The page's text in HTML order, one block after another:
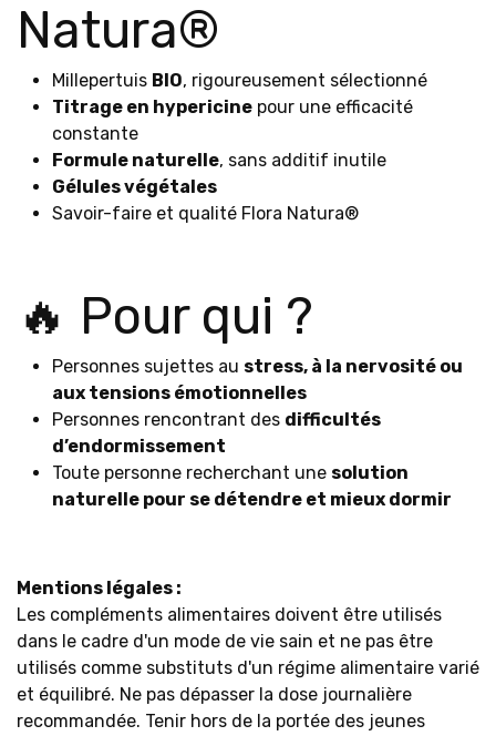
Natura®
Millepertuis BIO, rigoureusement sélectionné
Titrage en hypericine pour une efficacité
constante
Formule naturelle, sans additif inutile
Gélules végétales
Savoir-faire et qualité Flora Natura®
🔥 Pour qui ?
Personnes sujettes au stress, à la nervosité ou
aux tensions émotionnelles
Personnes rencontrant des difficultés
d’endormissement
Toute personne recherchant une solution
naturelle pour se détendre et mieux dormir
Mentions légales :
Les compléments alimentaires doivent être utilisés
dans le cadre d'un mode de vie sain et ne pas être
utilisés comme substituts d'un régime alimentaire varié
et équilibré. Ne pas dépasser la dose journalière
recommandée. Tenir hors de la portée des jeunes